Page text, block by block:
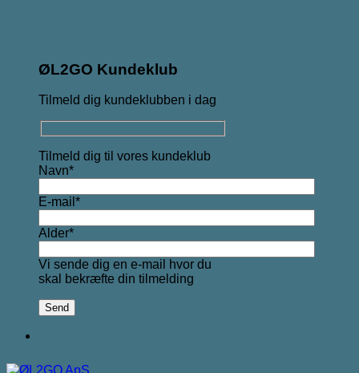
ØL2GO Kundeklub
Tilmeld dig kundeklubben i dag
Tilmeld dig til vores kundeklub
Navn*
E-mail*
Alder*
Vi sende dig en e-mail hvor du
skal bekræfte din tilmelding